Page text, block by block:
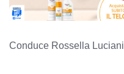
Conduce Rossella Luciani